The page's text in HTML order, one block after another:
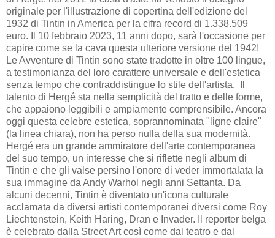
originale per l'illustrazione di copertina dell'edizione del
1932 di Tintin in America per la cifra record di 1.338.509
euro. Il 10 febbraio 2023, 11 anni dopo, sarà l'occasione per
capire come se la cava questa ulteriore versione del 1942!
Le Avventure di Tintin sono state tradotte in oltre 100 lingue,
a testimonianza del loro carattere universale e dell'estetica
senza tempo che contraddistingue lo stile dell'artista. Il
talento di Hergé sta nella semplicità del tratto e delle forme,
che appaiono leggibili e ampiamente comprensibile. Ancora
oggi questa celebre estetica, soprannominata "ligne claire"
(la linea chiara), non ha perso nulla della sua modernità.
Hergé era un grande ammiratore dell'arte contemporanea
del suo tempo, un interesse che si riflette negli album di
Tintin e che gli valse persino l'onore di veder immortalata la
sua immagine da Andy Warhol negli anni Settanta. Da
alcuni decenni, Tintin è diventato un'icona culturale
acclamata da diversi artisti contemporanei diversi come Roy
Liechtenstein, Keith Haring, Dran e Invader. Il reporter belga
è celebrato dalla Street Art così come dal teatro e dal